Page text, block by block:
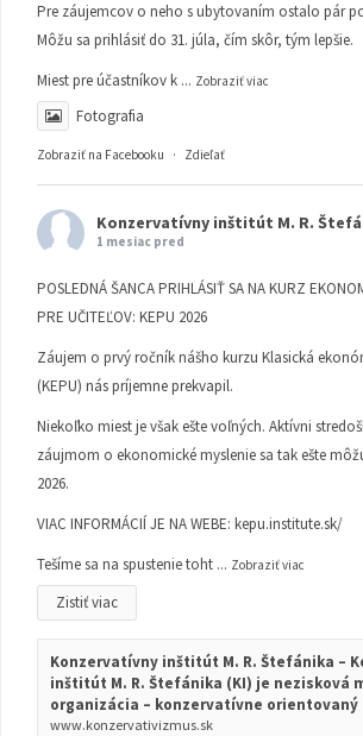
Pre záujemcov o neho s ubytovaním ostalo pár
Môžu sa prihlásiť do 31. júla, čím skôr, tým lepšie.
Miest pre účastníkov k ... Zobraziť viac
Fotografia
Zobraziť na Facebooku · Zdieľať
Konzervatívny inštitút M. R.
1 mesiac pred
POSLEDNÁ ŠANCA PRIHLÁSIŤ SA NA KURZ
PRE UČITEĽOV: KEPU 2026
Záujem o prvý ročník nášho kurzu Klasická
(KEPU) nás príjemne prekvapil.
Niekoľko miest je však ešte voľných. Aktívni
záujmom o ekonomické myslenie sa tak ešte
2026.
VIAC INFORMÁCIÍ JE NA WEBE: kepu.institute.sk/
Tešíme sa na spustenie toht ... Zobraziť viac
Zistiť viac
Konzervatívny inštitút M. R. Štefánika –
inštitút M. R. Štefánika (KI) je nezisková
organizácia – konzervatívne
www.konzervativizmus.sk